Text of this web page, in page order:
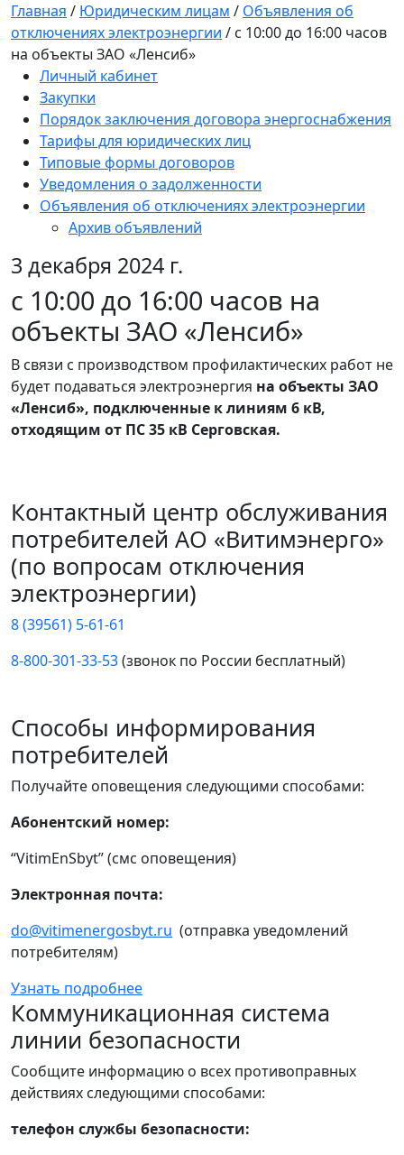
Главная / Юридическим лицам / Объявления об
отключениях электроэнергии / с 10:00 до 16:00 часов
на объекты ЗАО «Ленсиб»
Личный кабинет
Закупки
Порядок заключения договора энергоснабжения
Тарифы для юридических лиц
Типовые формы договоров
Уведомления о задолженности
Объявления об отключениях электроэнергии
Архив объявлений
3 декабря 2024 г.
с 10:00 до 16:00 часов на
объекты ЗАО «Ленсиб»
В связи с производством профилактических работ не
будет подаваться электроэнергия на объекты ЗАО
«Ленсиб», подключенные к линиям 6 кВ,
отходящим от ПС 35 кВ Серговская.
Контактный центр обслуживания
потребителей АО «Витимэнерго»
(по вопросам отключения
электроэнергии)
8 (39561) 5-61-61
8-800-301-33-53(звонок по России бесплатный)
Способы информирования
потребителей
Получайте оповещения следующими способами:
Абонентский номер:
“VitimEnSbyt” (смс оповещения)
Электронная почта:
do@vitimenergosbyt.ru (отправка уведомлений
потребителям)
Узнать подробнее
Коммуникационная система
линии безопасности
Сообщите информацию о всех противоправных
действиях следующими способами:
телефон службы безопасности: